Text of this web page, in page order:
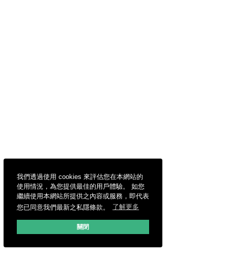
我們透過使用 cookies 來評估您在本網站的
使用情況，為您提供最佳的用戶體驗。 如您
繼續使用本網站所提供之內容或服務，即代表
您已同意我們最新之私隱條款。
了解更多
關閉